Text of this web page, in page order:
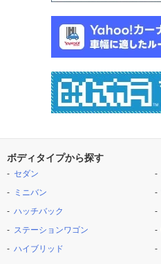
ボディタイプから探す
セダン
ミニバン
ハッチバック
ステーションワゴン
ハイブリッド